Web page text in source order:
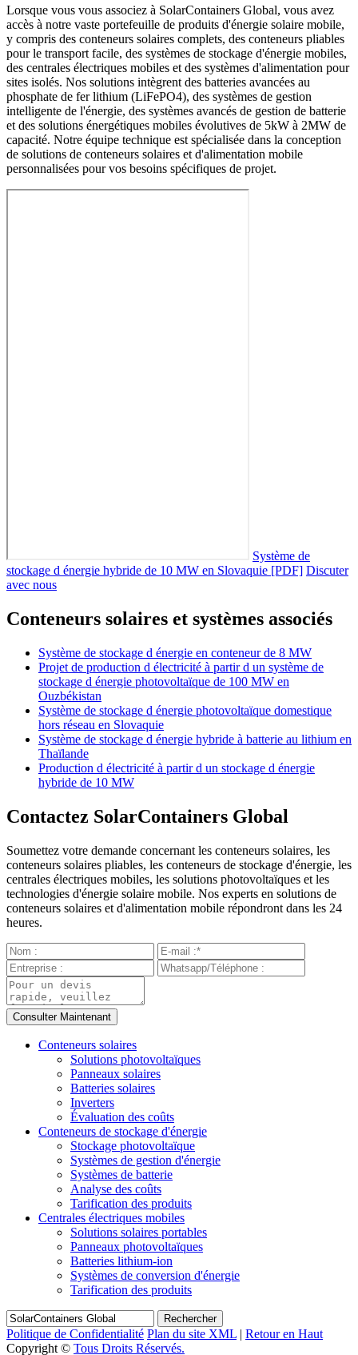
Lorsque vous vous associez à SolarContainers Global, vous avez
accès à notre vaste portefeuille de produits d'énergie solaire mobile,
y compris des conteneurs solaires complets, des conteneurs pliables
pour le transport facile, des systèmes de stockage d'énergie mobiles,
des centrales électriques mobiles et des systèmes d'alimentation pour
sites isolés. Nos solutions intègrent des batteries avancées au
phosphate de fer lithium (LiFePO4), des systèmes de gestion
intelligente de l'énergie, des systèmes avancés de gestion de batterie
et des solutions énergétiques mobiles évolutives de 5kW à 2MW de
capacité. Notre équipe technique est spécialisée dans la conception
de solutions de conteneurs solaires et d'alimentation mobile
personnalisées pour vos besoins spécifiques de projet.
Système de
stockage d énergie hybride de 10 MW en Slovaquie [PDF] Discuter
avec nous
Conteneurs solaires et systèmes associés
Système de stockage d énergie en conteneur de 8 MW
Projet de production d électricité à partir d un système de
stockage d énergie photovoltaïque de 100 MW en
Ouzbékistan
Système de stockage d énergie photovoltaïque domestique
hors réseau en Slovaquie
Système de stockage d énergie hybride à batterie au lithium en
Thaïlande
Production d électricité à partir d un stockage d énergie
hybride de 10 MW
Contactez SolarContainers Global
Soumettez votre demande concernant les conteneurs solaires, les
conteneurs solaires pliables, les conteneurs de stockage d'énergie, les
centrales électriques mobiles, les solutions photovoltaïques et les
technologies d'énergie solaire mobile. Nos experts en solutions de
conteneurs solaires et d'alimentation mobile répondront dans les 24
heures.
Conteneurs solaires
Solutions photovoltaïques
Panneaux solaires
Batteries solaires
Inverters
Évaluation des coûts
Conteneurs de stockage d'énergie
Stockage photovoltaïque
Systèmes de gestion d'énergie
Systèmes de batterie
Analyse des coûts
Tarification des produits
Centrales électriques mobiles
Solutions solaires portables
Panneaux photovoltaïques
Batteries lithium-ion
Systèmes de conversion d'énergie
Tarification des produits
Rechercher
Politique de Confidentialité Plan du site XML | Retour en Haut
Copyright © Tous Droits Réservés.